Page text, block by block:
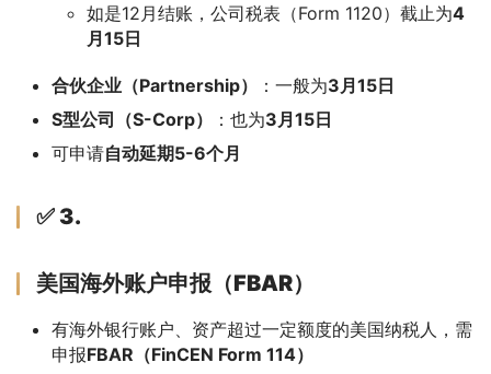
如是12月结账，公司税表（Form 1120）截止为4
月15日
合伙企业（Partnership） ：一般为3月15日
S型公司（S-Corp）
：也为3月15日
可申请自动延期5-6个月
✅ 3.
美国海外账户申报（FBAR）
有海外银行账户、资产超过一定额度的美国纳税人，需
申报FBAR（FinCEN Form 114）